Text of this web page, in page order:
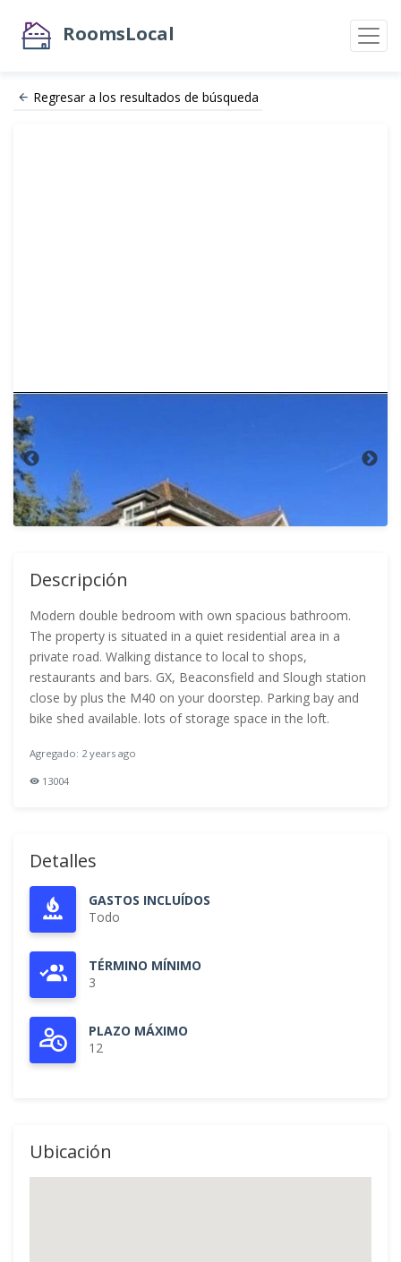
RoomsLocal
Regresar a los resultados de búsqueda
Descripción
Modern double bedroom with own spacious bathroom.
The property is situated in a quiet residential area in a
private road. Walking distance to local to shops,
restaurants and bars. GX, Beaconsfield and Slough station
close by plus the M40 on your doorstep. Parking bay and
bike shed available. lots of storage space in the loft.
Agregado: 2 years ago
13004
Detalles
GASTOS INCLUÍDOS
Todo
TÉRMINO MÍNIMO
3
PLAZO MÁXIMO
12
Ubicación